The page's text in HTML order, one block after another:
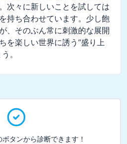
次々に新しいことを試しては
持ち合わせています。少し飽
、そのぶん常に刺激的な展開
を楽しい世界に誘う“盛り上
。
タンから診断できます！